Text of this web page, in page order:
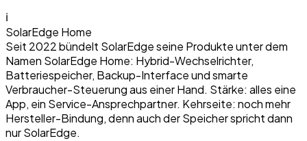
ℹ
SolarEdge Home
Seit 2022 bündelt SolarEdge seine Produkte unter dem
Namen SolarEdge Home: Hybrid-Wechselrichter,
Batteriespeicher, Backup-Interface und smarte
Verbraucher-Steuerung aus einer Hand. Stärke: alles eine
App, ein Service-Ansprechpartner. Kehrseite: noch mehr
Hersteller-Bindung, denn auch der Speicher spricht dann
nur SolarEdge.